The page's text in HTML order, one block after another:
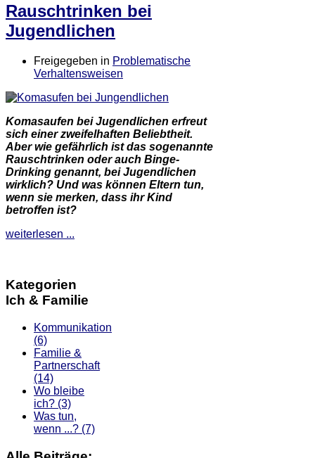
Rauschtrinken bei
Jugendlichen
Freigegeben in Problematische
Verhaltensweisen
Komasaufen bei Jugendlichen erfreut
sich einer zweifelhaften Beliebtheit.
Aber wie gefährlich ist das sogenannte
Rauschtrinken oder auch Binge-
Drinking genannt, bei Jugendlichen
wirklich? Und was können Eltern tun,
wenn sie merken, dass ihr Kind
betroffen ist?
weiterlesen ...
Kategorien
Ich & Familie
Kommunikation
(6)
Familie &
Partnerschaft
(14)
Wo bleibe
ich? (3)
Was tun,
wenn ...? (7)